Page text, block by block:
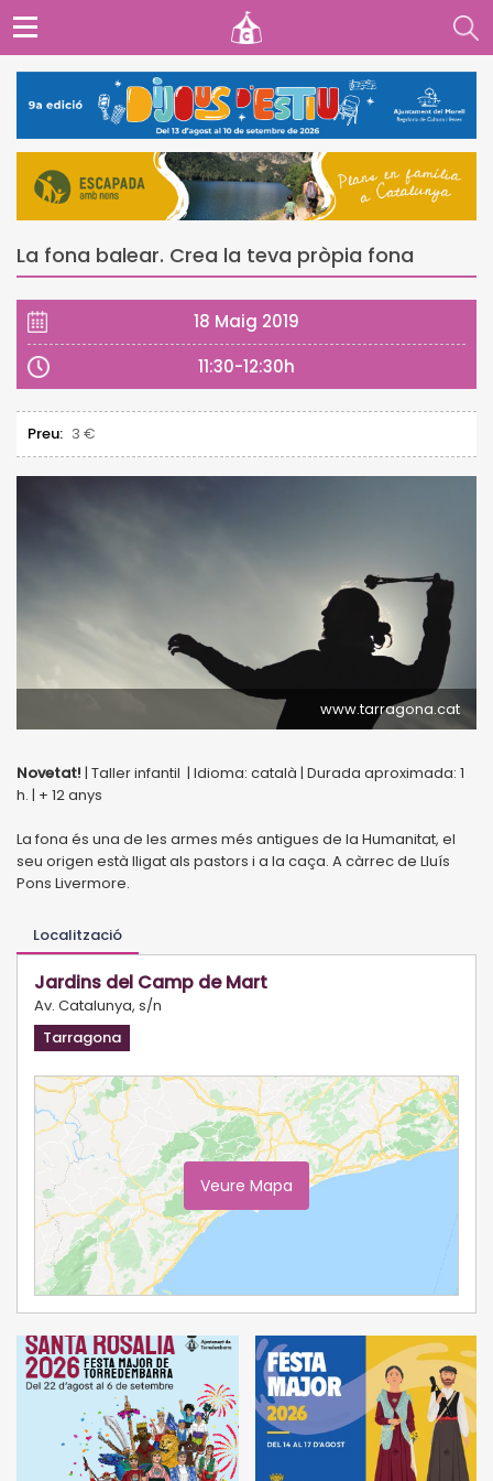
La fona balear. Crea la teva pròpia fona
18 Maig 2019
11:30-12:30h
Preu: 3 €
www.tarragona.cat
Novetat! | Taller infantil | Idioma: català | Durada aproximada: 1
h. | + 12 anys
La fona és una de les armes més antigues de la Humanitat, el
seu origen està lligat als pastors i a la caça. A càrrec de Lluís
Pons Livermore.
Localització
Jardins del Camp de Mart
Av. Catalunya, s/n
Tarragona
Veure Mapa